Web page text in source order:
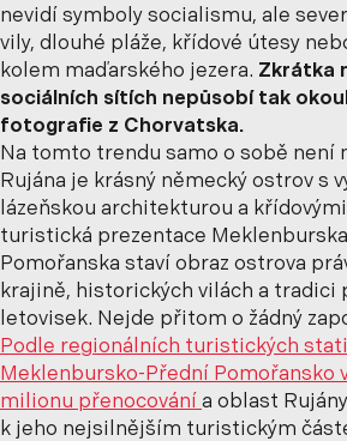
nevidí symboly socialismu, ale
vily, dlouhé pláže, křídové útesy
kolem maďarského jezera. Zkrátka
sociálních sítích nepůsobí tak
fotografie z Chorvatska.
Na tomto trendu samo o sobě není
Rujána je krásný německý ostrov s
lázeňskou architekturou a
turistická prezentace
Pomořanska staví obraz ostrova
krajině, historických vilách a tradici
letovisek. Nejde přitom o žádný
Podle regionálních turistických
Meklenbursko-Přední Pomořansko
milionu přenocování a oblast
k jeho nejsilnějším turistickým